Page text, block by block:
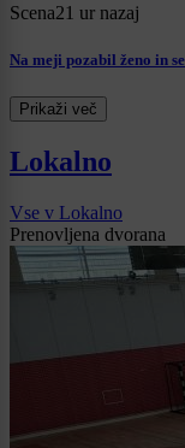
Scena21 ur nazaj
Na meji pozabil ženo in
Prikaži več
Lokalno
Vse v Lokalno
Prenovljena dvorana